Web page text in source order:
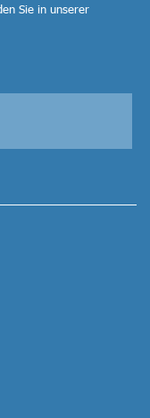
Sie in unserer